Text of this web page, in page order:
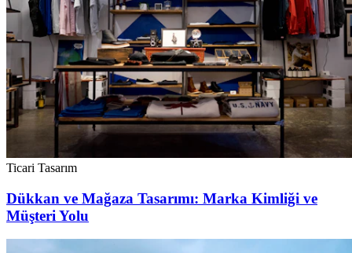
Ticari Tasarım
Dükkan ve Mağaza Tasarımı: Marka Kimliği ve
Müşteri Yolu